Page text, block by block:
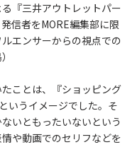
『三井アウトレットパー
信者をMORE編集部に限
エンサーからの視点での
たことは、『ショッピング
いうイメージでした。そ
いともったいないという
や動画でのセリフなどを